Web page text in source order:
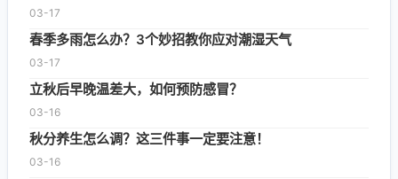
03-17
春季多雨怎么办？3个妙招教你应对潮湿天气
03-17
立秋后早晚温差大，如何预防感冒？
03-16
秋分养生怎么调？这三件事一定要注意！
03-16